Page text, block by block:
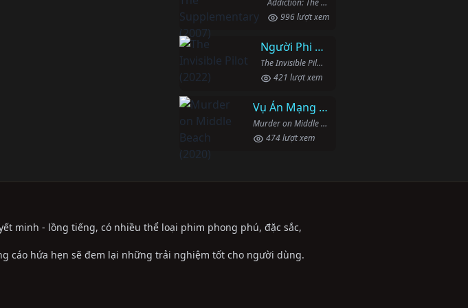
Addiction: The Supplementary (2007)
996 lượt xem
Người Phi Công Vô Hình
The Invisible Pilot (2022)
421 lượt xem
Vụ Án Mạng Trên Đường Middle Beach
Murder on Middle Beach (2020)
474 lượt xem
minh - lồng tiếng, có nhiều thể loại phim phong phú, đặc sắc,
cáo hứa hẹn sẽ đem lại những trải nghiệm tốt cho người dùng.